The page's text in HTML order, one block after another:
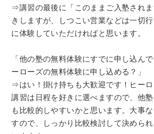
⇒講習の最後に「このままご入塾され
きしますが、しつこい営業などは一切
に体験していただければと思います。
「他の塾の無料体験にすでに申し込ん
ーローズの無料体験に申し込める？」
⇒はい！掛け持ちも大歓迎です！ヒー
講習は日程を好きに選べますので、他
も比較的しやすいかと思います。大事
すので、しっかり比較検討して決めら